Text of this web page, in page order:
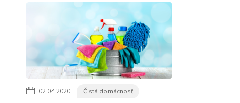
02.04.2020 Čistá domácnosť